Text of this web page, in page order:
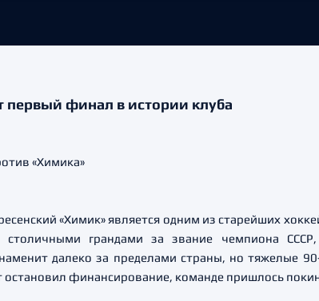
финал в истории клуба
«Химик» является одним из старейших
столичными грандами за звание чемпиона
далеко за пределами страны, но тяжелые
остановил финансирование, команде пришлось